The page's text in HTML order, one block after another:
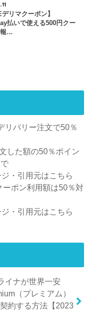
デリマクーポン】
払いで使える500円クー
報…
リバリー注文で50％
した額の50％ポイン
・引用元はこちら
ポン利用額は50％対
・引用元はこちら
イナが世界一安
（プレミアム）
約する方法【2023